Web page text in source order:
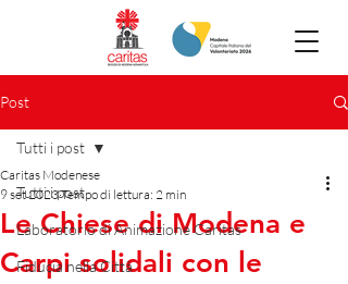
Post
Tutti i post
Laboratorio di Animazione Caritas
Fiducia nella Città
Tutti i post
Le Chiese di Modena e
Carpi solidali con le
Caritas Modenese
9 set 2023Tempo di lettura: 2 min